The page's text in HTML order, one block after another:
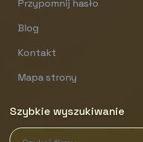
Przypomnij hasło
Blog
Kontakt
Mapa strony
Szybkie wyszukiwanie